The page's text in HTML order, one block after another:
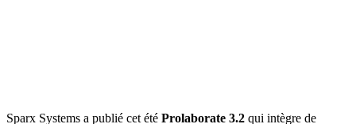
Sparx Systems a publié cet été Prolaborate 3.2 qui intègre de